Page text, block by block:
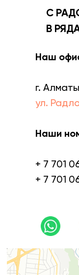
С
В
Наш
г. Алматы
ул.
Наши
+ 7 701
+ 7 701